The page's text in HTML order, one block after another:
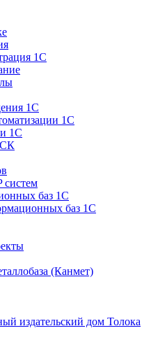
1С
1С
1С
1С
систем
баз 1С
баз 1С
(Канмет)
издательский дом Толока